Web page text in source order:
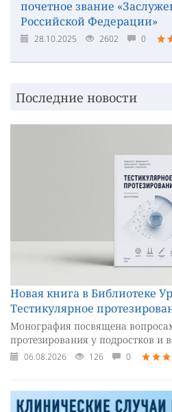
почетное звание
Российской Федерации»
28.10.2025 2602 0
Последние новости
Новая книга в Библиотеке
Тестикулярное
Монография посвящена
протезирования у подростков и
06.08.2026 126 0